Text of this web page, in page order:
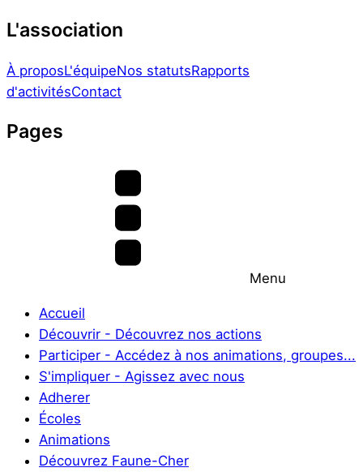
L'association
À proposL'équipeNos statutsRapports
d'activitésContact
Pages
Menu
Accueil
Découvrir - Découvrez nos actions
Participer - Accédez à nos animations, groupes...
S'impliquer - Agissez avec nous
Adherer
Écoles
Animations
Découvrez Faune-Cher